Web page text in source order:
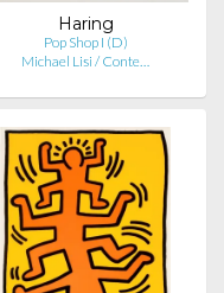
Haring
Pop Shop I (D)
Michael Lisi / Conte…